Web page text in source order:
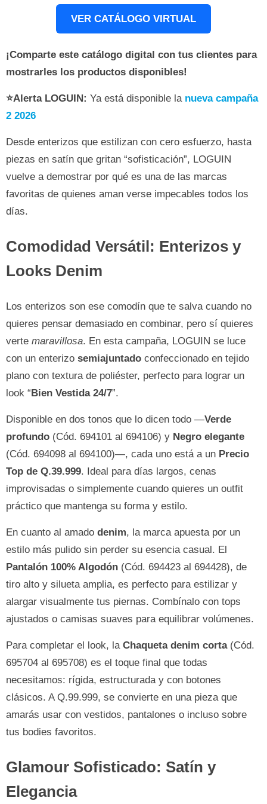
VER CATÁLOGO VIRTUAL
¡Comparte este catálogo digital con tus clientes para
mostrarles los productos disponibles!
⭐Alerta LOGUIN: Ya está disponible la nueva campaña
2 2026
Desde enterizos que estilizan con cero esfuerzo, hasta
piezas en satín que gritan “sofisticación”, LOGUIN
vuelve a demostrar por qué es una de las marcas
favoritas de quienes aman verse impecables todos los
días.
Comodidad Versátil: Enterizos y
Looks Denim
Los enterizos son ese comodín que te salva cuando no
quieres pensar demasiado en combinar, pero sí quieres
verte maravillosa. En esta campaña, LOGUIN se luce
con un enterizo semiajuntado confeccionado en tejido
plano con textura de poliéster, perfecto para lograr un
look “Bien Vestida 24/7”.
Disponible en dos tonos que lo dicen todo —Verde
profundo (Cód. 694101 al 694106) y Negro elegante
(Cód. 694098 al 694100)—, cada uno está a un Precio
Top de Q.39.999. Ideal para días largos, cenas
improvisadas o simplemente cuando quieres un outfit
práctico que mantenga su forma y estilo.
En cuanto al amado denim, la marca apuesta por un
estilo más pulido sin perder su esencia casual. El
Pantalón 100% Algodón (Cód. 694423 al 694428), de
tiro alto y silueta amplia, es perfecto para estilizar y
alargar visualmente tus piernas. Combínalo con tops
ajustados o camisas suaves para equilibrar volúmenes.
Para completar el look, la Chaqueta denim corta(Cód.
695704 al 695708) es el toque final que todas
necesitamos: rígida, estructurada y con botones
clásicos. A Q.99.999, se convierte en una pieza que
amarás usar con vestidos, pantalones o incluso sobre
tus bodies favoritos.
Glamour Sofisticado: Satín y
Elegancia